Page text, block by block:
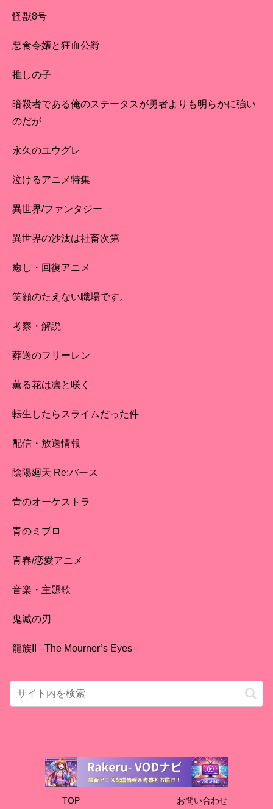
怪獣8号
悪食令嬢と狂血公爵
推しの子
暗殺者である俺のステータスが勇者よりも明らかに強い
のだが
永久のユウグレ
泣けるアニメ特集
異世界/ファンタジー
異世界の沙汰は社畜次第
癒し・回復アニメ
笑顔のたえない職場です。
考察・解説
葬送のフリーレン
薫る花は凛と咲く
転生したらスライムだった件
配信・放送情報
陰陽廻天 Re:バース
青のオーケストラ
青のミブロ
青春/恋愛アニメ
音楽・主題歌
鬼滅の刃
龍族II –The Mourner’s Eyes–
TOP お問い合わせ